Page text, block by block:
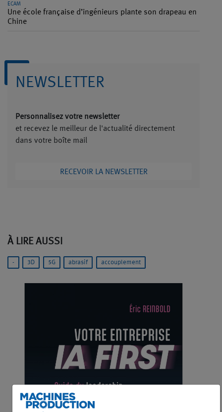
ECAM
Une école française d’ingénieurs plante son drapeau en
Chine
NEWSLETTER
Personnalisez votre newsletter
et recevez le meilleur de l'actualité directement
dans votre boîte mail
RECEVOIR LA NEWSLETTER
À LIRE AUSSI
- 3D 5G abrasif accouplement